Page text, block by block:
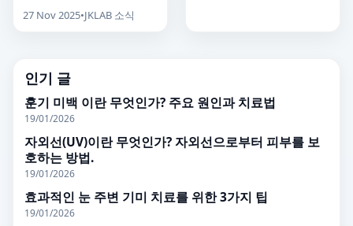
27 Nov 2025•JKLAB 소식
인기 글
훈기 미백 이란 무엇인가? 주요 원인과 치료법
19/01/2026
자외선(UV)이란 무엇인가? 자외선으로부터 피부를 보
호하는 방법.
19/01/2026
효과적인 눈 주변 기미 치료를 위한 3가지 팁
19/01/2026